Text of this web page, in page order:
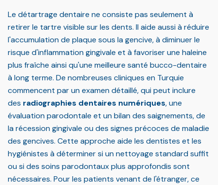
Le détartrage dentaire ne consiste pas seulement à
retirer le tartre visible sur les dents. Il aide aussi à réduire
l'accumulation de plaque sous la gencive, à diminuer le
risque d'inflammation gingivale et à favoriser une haleine
plus fraîche ainsi qu'une meilleure santé bucco-dentaire
à long terme. De nombreuses cliniques en Turquie
commencent par un examen détaillé, qui peut inclure
des radiographies dentaires numériques, une
évaluation parodontale et un bilan des saignements, de
la récession gingivale ou des signes précoces de maladie
des gencives. Cette approche aide les dentistes et les
hygiénistes à déterminer si un nettoyage standard suffit
ou si des soins parodontaux plus approfondis sont
nécessaires. Pour les patients venant de l'étranger, ce